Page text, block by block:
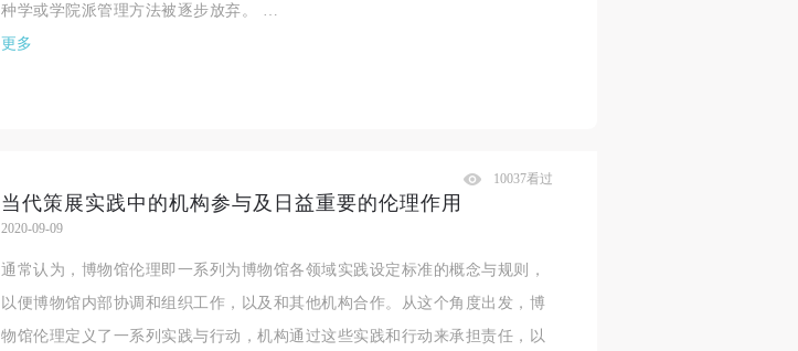
种学或学院派管理方法被逐步放弃。 …
更多
当代策展实践中的机构参与及日益重要的伦理作用
2020-09-09
10037看过
通常认为，博物馆伦理即一系列为博物馆各领域实践设定标准的概念与规则，
以便博物馆内部协调和组织工作，以及和其他机构合作。从这个角度出发，博
物馆伦理定义了一系列实践与行动，机构通过这些实践和行动来承担责任，以